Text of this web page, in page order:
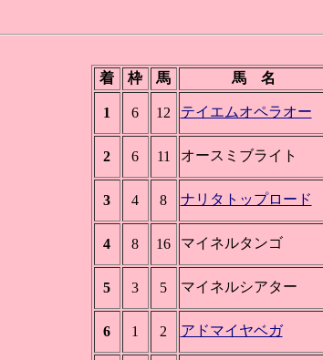
着
枠 馬 馬 名
1 6 12 テイエムオペラオー
2 6 11 オースミブライト
3 4 8 ナリタトップロード
4 8 16 マイネルタンゴ
5 3 5 マイネルシアター
6 1 2 アドマイヤベガ